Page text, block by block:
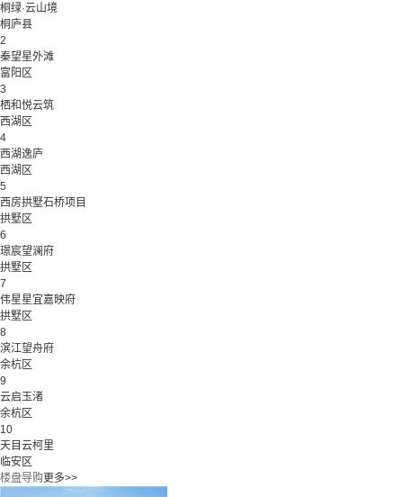
桐绿·云山境
桐庐县
2
秦望星外滩
富阳区
3
栖和悦云筑
西湖区
4
西湖逸庐
西湖区
5
西房拱墅石桥项目
拱墅区
6
璟宸望澜府
拱墅区
7
伟星星宜嘉映府
拱墅区
8
滨江望舟府
余杭区
9
云启玉渚
余杭区
10
天目云柯里
临安区
楼盘导购更多>>